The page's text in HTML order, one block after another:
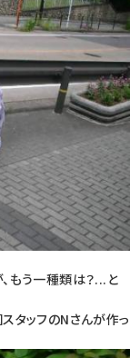
もう一種類は？...と
タッフのNさんが作っ